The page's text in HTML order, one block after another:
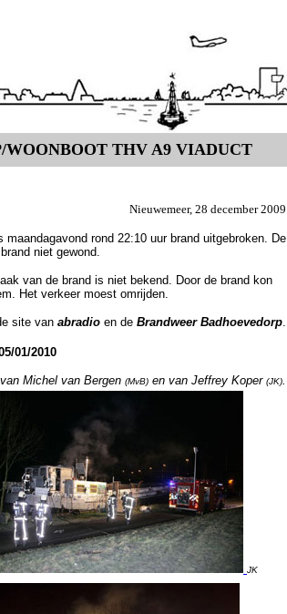
WOONBOOT THV A9 VIADUCT
Nieuwemeer, 28 december 2009
rond 22:10 uur brand uitgebroken. De
niet gewond.
van de brand is niet bekend. Door de brand kon
Het verkeer moest omrijden.
site van abradio en de Brandweer Badhoevedorp.
01/2010
Michel van Bergen (MvB) en van Jeffrey Koper (JK).
JK